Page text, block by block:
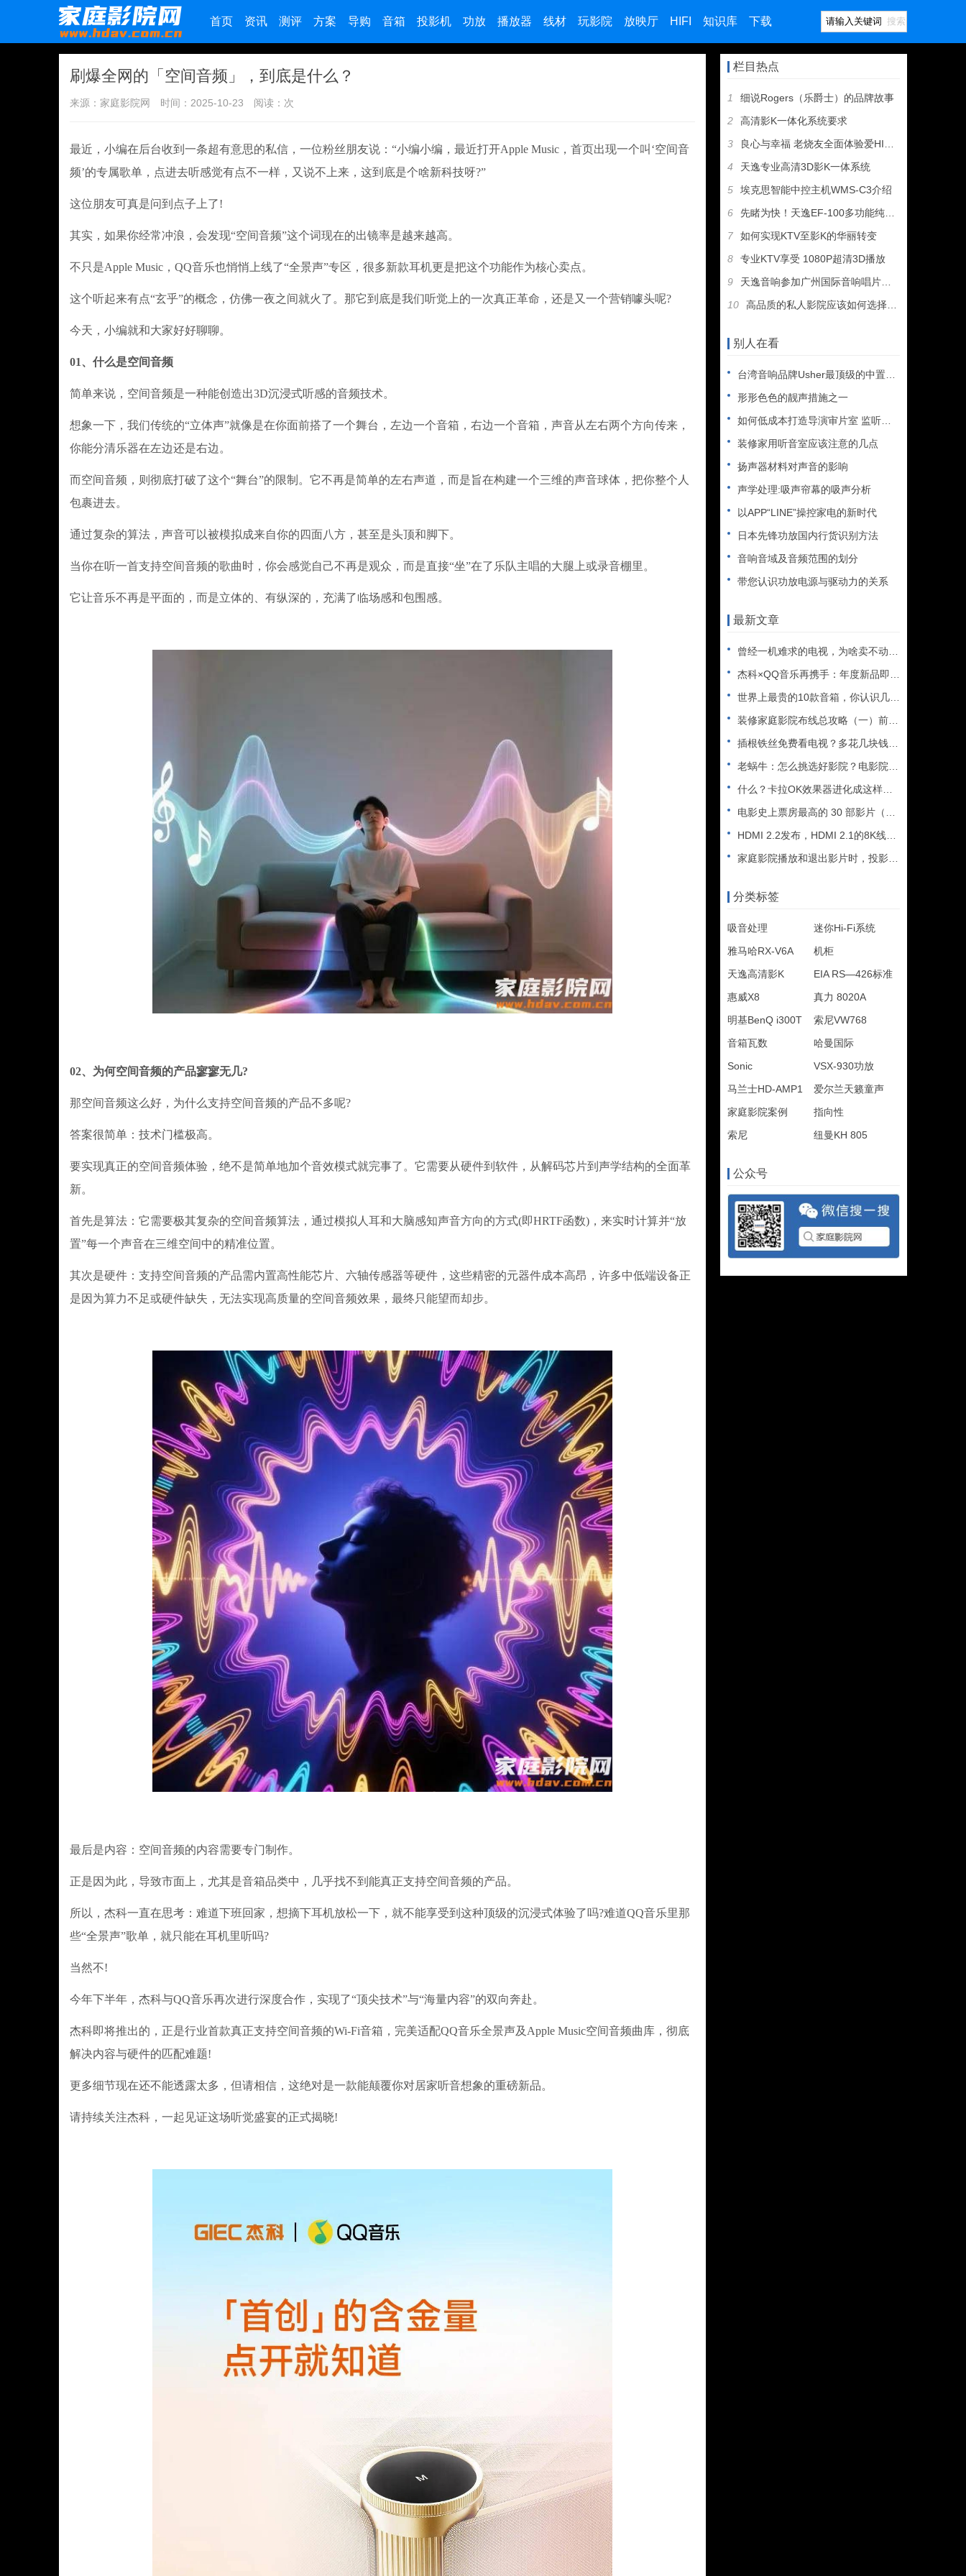
首页 资讯 测评 方案 导购 音箱 投影机 功放 播放器 线材 玩影院 放映厅 HIFI 知识库 下载 搜索
刷爆全网的「空间音频」，到底是什么？
来源：家庭影院网 时间：2025-10-23 阅读： 次
最近，小编在后台收到一条超有意思的私信，一位粉丝朋友说：“小编小编，最近打开Apple Music，首页出现一个叫‘空间音
频’的专属歌单，点进去听感觉有点不一样，又说不上来，这到底是个啥新科技呀?”
这位朋友可真是问到点子上了!
其实，如果你经常冲浪，会发现“空间音频”这个词现在的出镜率是越来越高。
不只是Apple Music，QQ音乐也悄悄上线了“全景声”专区，很多新款耳机更是把这个功能作为核心卖点。
这个听起来有点“玄乎”的概念，仿佛一夜之间就火了。那它到底是我们听觉上的一次真正革命，还是又一个营销噱头呢?
今天，小编就和大家好好聊聊。
01、什么是空间音频
简单来说，空间音频是一种能创造出3D沉浸式听感的音频技术。
想象一下，我们传统的“立体声”就像是在你面前搭了一个舞台，左边一个音箱，右边一个音箱，声音从左右两个方向传来，
你能分清乐器在左边还是右边。
而空间音频，则彻底打破了这个“舞台”的限制。它不再是简单的左右声道，而是旨在构建一个三维的声音球体，把你整个人
包裹进去。
通过复杂的算法，声音可以被模拟成来自你的四面八方，甚至是头顶和脚下。
当你在听一首支持空间音频的歌曲时，你会感觉自己不再是观众，而是直接“坐”在了乐队主唱的大腿上或录音棚里。
它让音乐不再是平面的，而是立体的、有纵深的，充满了临场感和包围感。
02、为何空间音频的产品寥寥无几?
那空间音频这么好，为什么支持空间音频的产品不多呢?
答案很简单：技术门槛极高。
要实现真正的空间音频体验，绝不是简单地加个音效模式就完事了。它需要从硬件到软件，从解码芯片到声学结构的全面革
新。
首先是算法：它需要极其复杂的空间音频算法，通过模拟人耳和大脑感知声音方向的方式(即HRTF函数)，来实时计算并“放
置”每一个声音在三维空间中的精准位置。
其次是硬件：支持空间音频的产品需内置高性能芯片、六轴传感器等硬件，这些精密的元器件成本高昂，许多中低端设备正
是因为算力不足或硬件缺失，无法实现高质量的空间音频效果，最终只能望而却步。
最后是内容：空间音频的内容需要专门制作。
正是因为此，导致市面上，尤其是音箱品类中，几乎找不到能真正支持空间音频的产品。
所以，杰科一直在思考：难道下班回家，想摘下耳机放松一下，就不能享受到这种顶级的沉浸式体验了吗?难道QQ音乐里那
些“全景声”歌单，就只能在耳机里听吗?
当然不!
今年下半年，杰科与QQ音乐再次进行深度合作，实现了“顶尖技术”与“海量内容”的双向奔赴。
杰科即将推出的，正是行业首款真正支持空间音频的Wi-Fi音箱，完美适配QQ音乐全景声及Apple Music空间音频曲库，彻底
解决内容与硬件的匹配难题!
更多细节现在还不能透露太多，但请相信，这绝对是一款能颠覆你对居家听音想象的重磅新品。
请持续关注杰科，一起见证这场听觉盛宴的正式揭晓!
栏目热点
1
细说Rogers（乐爵士）的品牌故事
2
高清影K一体化系统要求
3
良心与幸福 老烧友全面体验爱HIFI歌剧二号
4
天逸专业高清3D影K一体系统
5
埃克思智能中控主机WMS-C3介绍
6
先睹为快！天逸EF-100多功能纯甲类耳机放大器即将上市
7
如何实现KTV至影K的华丽转变
8
专业KTV享受 1080P超清3D播放
9
天逸音响参加广州国际音响唱片展，丰厚大奖等您拿！
10
高品质的私人影院应该如何选择设备
别人在看
台湾音响品牌Usher最顶级的中置音箱
形形色色的靓声措施之一
如何低成本打造导演审片室 监听影院组建攻略
装修家用听音室应该注意的几点
扬声器材料对声音的影响
声学处理:吸声帘幕的吸声分析
以APP“LINE”操控家电的新时代
日本先锋功放国内行货识别方法
音响音域及音频范围的划分
带您认识功放电源与驱动力的关系
最新文章
曾经一机难求的电视，为啥卖不动了？
杰科×QQ音乐再携手：年度新品即将震撼亮相——
世界上最贵的10款音箱，你认识几个？
装修家庭影院布线总攻略（一）前期准备
插根铁丝免费看电视？多花几块钱效果更佳，更安全
老蜗牛：怎么挑选好影院？电影院哪个座位效果最好？
什么？卡拉OK效果器进化成这样了？中创T3试用
电影史上票房最高的 30 部影片（截至2024年）
HDMI 2.2发布，HDMI 2.1的8K线还能买吗？
家庭影院播放和退出影片时，投影机黑屏闪烁咋回事？
分类标签
吸音处理
迷你Hi-Fi系统
雅马哈RX-V6A
机柜
天逸高清影K
EIA RS—426标准
惠威X8
真力 8020A
明基BenQ i300T
索尼VW768
音箱瓦数
哈曼国际
Sonic
VSX-930功放
马兰士HD-AMP1
爱尔兰天籁童声
家庭影院案例
指向性
索尼
纽曼KH 805
公众号